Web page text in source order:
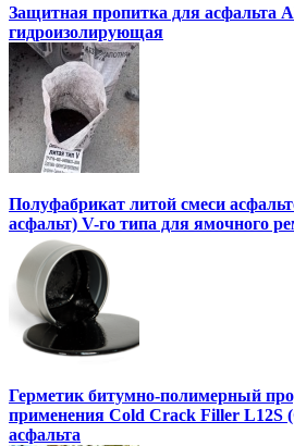
Защитная пропитка для асфальта
гидроизолирующая
Полуфабрикат литой смеси
асфальт) V-го типа для ямочного
Герметик битумно-полимерный
применения Cold Crack Filler L12S
асфальта